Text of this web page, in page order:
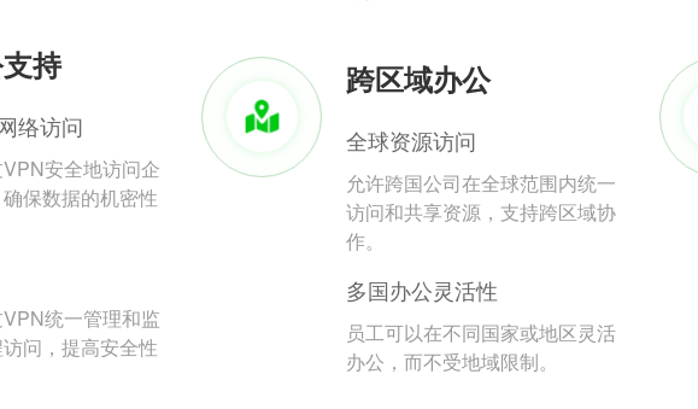
持
络访问
安全地访问企
保数据的机密性
统一管理和监
问，提高安全性
跨区域办公
全球资源访问
允许跨国公司在全球范围内统一
访问和共享资源，支持跨区域协
作。
多国办公灵活性
员工可以在不同国家或地区灵活
办公，而不受地域限制。